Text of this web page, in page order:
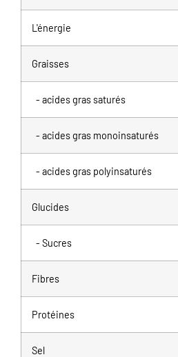
L'énergie
Graisses
- acides gras saturés
- acides gras monoinsaturés
- acides gras polyinsaturés
Glucides
- Sucres
Fibres
Protéines
Sel